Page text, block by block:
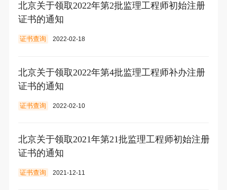
北京关于领取2022年第2批监理工程师初始注册
证书的通知
证书查询 2022-02-18
北京关于领取2022年第4批监理工程师补办注册
证书的通知
证书查询 2022-02-10
北京关于领取2021年第21批监理工程师初始注册
证书的通知
证书查询 2021-12-11